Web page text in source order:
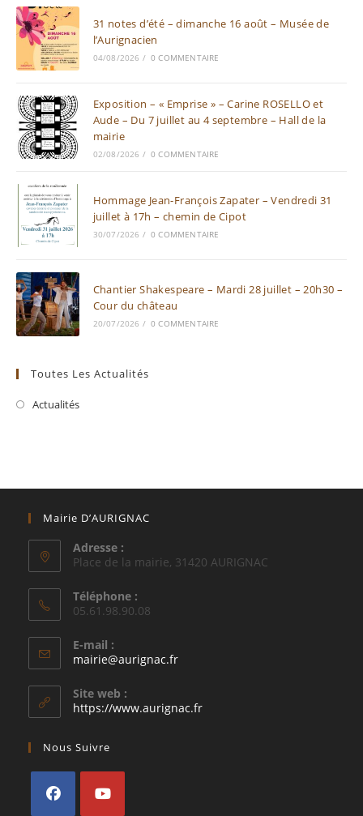
31 notes d’été – dimanche 16 août – Musée de
l’Aurignacien
04/08/2026 / 0 COMMENTAIRE
Exposition – « Emprise » – Carine ROSELLO et
Aude – Du 7 juillet au 4 septembre – Hall de la
mairie
02/08/2026 / 0 COMMENTAIRE
Hommage Jean-François Zapater – Vendredi 31
juillet à 17h – chemin de Cipot
30/07/2026 / 0 COMMENTAIRE
Chantier Shakespeare – Mardi 28 juillet – 20h30 –
Cour du château
20/07/2026 / 0 COMMENTAIRE
Toutes Les Actualités
Actualités
Mairie D’AURIGNAC
Adresse :
Place de la mairie, 31420 AURIGNAC
Téléphone :
05.61.98.90.08
E-mail :
mairie@aurignac.frS’ouvre
application
Site web :
https://www.aurignac.fr
Nous Suivre